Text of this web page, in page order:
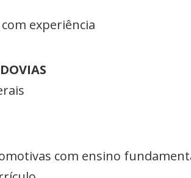
experiência
com ensino